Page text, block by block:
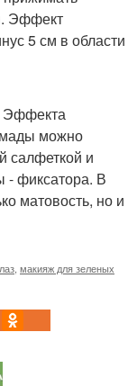
Эффект
5 см в области
Эффекта
можно
салфеткой и
- фиксатора. В
матовость, но и
, макияж для зеленых